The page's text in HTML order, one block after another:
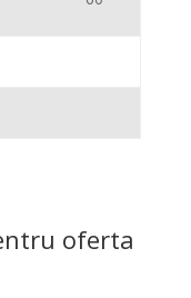
oferta